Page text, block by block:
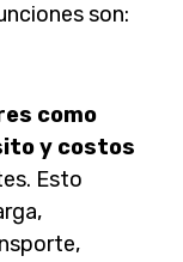
son:
como
y costos
Esto